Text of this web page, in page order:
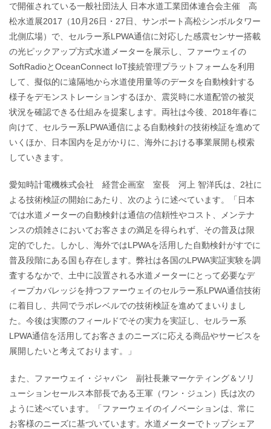
で開催されている一般社団法人 日本水道工業団体連合会主催 高
松水道展2017（10月26日・27日、サンポート高松シンボルタワー
北側広場）で、セルラー系LPWA通信に対応した感震センサー搭載
の光ピックアップ方式水道メーターを展示し、ファーウェイの
SoftRadioとOceanConnect IoT接続管理プラットフォームを利用
して、擬似的に遠隔地から水道使用量等のデータを自動検針する
様子をデモンストレーションするほか、震災時に水道配管の被災
状況を確認できる仕組みを提案します。両社は今後、2018年春に
向けて、セルラー系LPWA通信による自動検針の技術検証を進めて
いくほか、日本国内を足がかりに、海外における事業展開も模索
していきます。
愛知時計電機株式会社 経営企画室 室長 河上 智洋氏は、2社に
よる技術検証の開始にあたり、次のように述べています。「日本
では水道メーターの自動検針は通信の信頼性やコスト、メンテナ
ンスの煩雑さにおいてお客さまの満足を得られず、その普及は限
定的でした。しかし、海外ではLPWAを活用した自動検針がすでに
普及段階にある国も存在します。弊社は各国のLPWA実証実験を調
査するなかで、土中に設置される水道メーターにとって必要なデ
ィープカバレッジを持つファーウェイのセルラー系LPWA通信技術
に着目し、共同でラボレベルでの技術検証を進めてまいりまし
た。今後は実際のフィールドでその実力を実証し、セルラー系
LPWA通信を活用してお客さまのニーズに応える商品やサービスを
展開したいと考えております。」
また、ファーウェイ・ジャパン 副社長兼マーケティング＆ソリ
ューションセールス本部長である王軍（ワン・ジュン）氏は次の
ように述べています。「ファーウェイのイノベーションは、常に
お客様のニーズに基づいています。水道メーターでトップシェア